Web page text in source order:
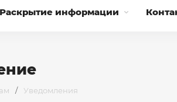
Раскрытие информации
/ Уведомления